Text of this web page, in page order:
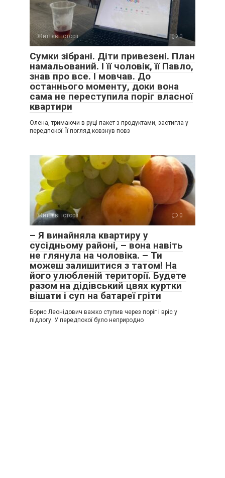
Життєві історії 0
Сумки зібрані. Діти привезені. План
намальований. І її чоловік, її Павло,
знав про все. І мовчав. До
останнього моменту, доки вона
сама не переступила поріг власної
квартири
Олена, тримаючи в руці пакет з продуктами, застигла у
передпокої. Її погляд ковзнув повз
Життєві історії 0
– Я винайняла квартиру у
сусідньому районі, – вона навіть
не глянула на чоловіка. – Ти
можеш залишитися з татом! На
його улюбленій території. Будете
разом на дідівський цвях куртки
вішати і суп на батареї гріти
Борис Леонідович важко ступив через поріг і вріс у
підлогу. У передпокої було неприродно